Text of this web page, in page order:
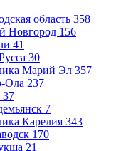
область 358
Новгород 156
41
30
Марий Эл 357
Ола 237
37
7
Карелия 343
170
21